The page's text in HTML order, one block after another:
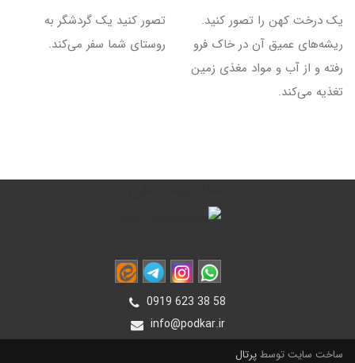
یک درخت کهن را تصور کنید.
ریشه‌های عمیق آن در خاک فرو
رفته و از آب و مواد مغذی زمین
تغذیه می‌کند.
تصور کنید یک گردشگر به
روستای شما سفر می‌کند.
0919 623 38 58
info@podkar.ir
ساخت سایت توسطپرتال